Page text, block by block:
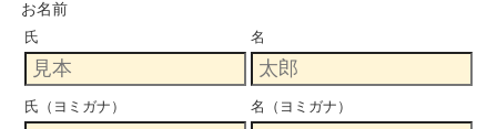
お名前
氏 名
氏（ヨミガナ） 名（ヨミガナ）